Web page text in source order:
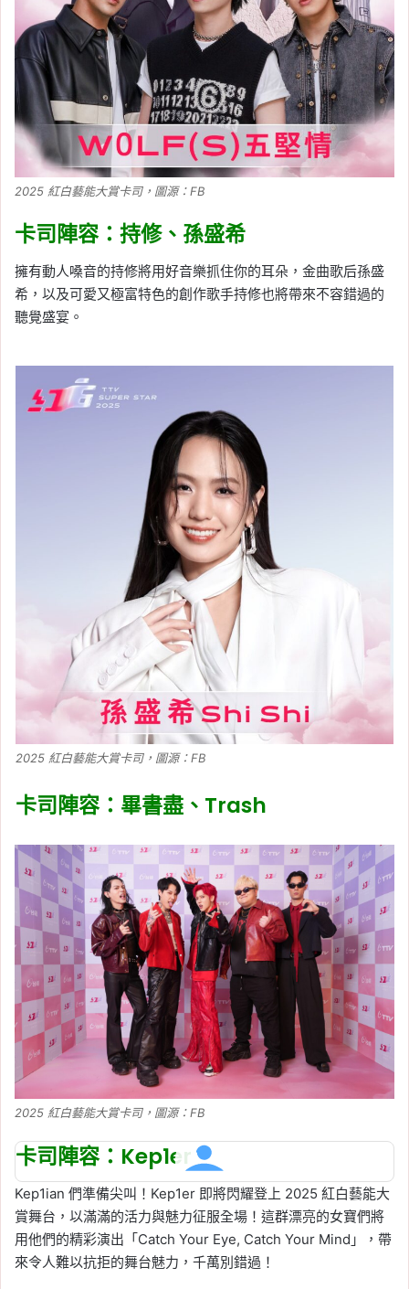
2025 紅白藝能大賞卡司，圖源：FB
卡司陣容：持修、孫盛希
擁有動人嗓音的持修將用好音樂抓住你的耳朵，金曲歌后孫盛
希，以及可愛又極富特色的創作歌手持修也將帶來不容錯過的
聽覺盛宴。
2025 紅白藝能大賞卡司，圖源：FB
卡司陣容：畢書盡、Trash
2025 紅白藝能大賞卡司，圖源：FB
卡司陣容：Kep1er
Kep1ian 們準備尖叫！Kep1er 即將閃耀登上 2025 紅白藝能大
賞舞台，以滿滿的活力與魅力征服全場！這群漂亮的女寶們將
用他們的精彩演出「Catch Your Eye, Catch Your Mind」，帶
來令人難以抗拒的舞台魅力，千萬別錯過！